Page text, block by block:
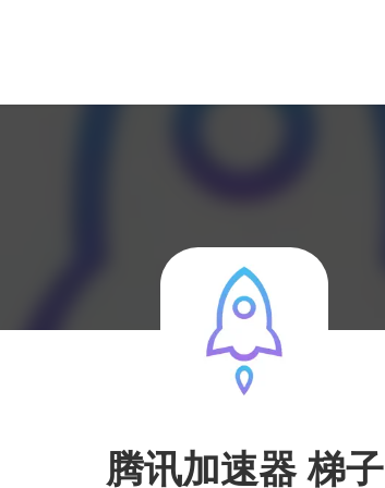
腾讯加速器 梯子